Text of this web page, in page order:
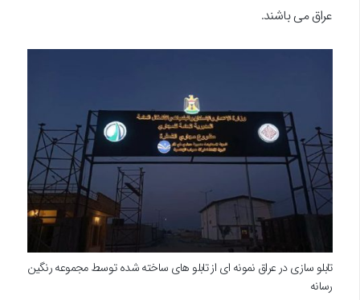
عراق می باشند.
تابلو سازی در عراق نمونه ای از تابلو های ساخته شده توسط مجموعه رنگین
رسانه